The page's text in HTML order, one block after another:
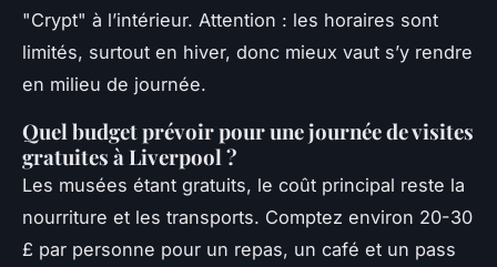
"Crypt" à l’intérieur. Attention : les horaires sont
limités, surtout en hiver, donc mieux vaut s’y rendre
en milieu de journée.
Quel budget prévoir pour une journée de visites
gratuites à Liverpool ?
Les musées étant gratuits, le coût principal reste la
nourriture et les transports. Comptez environ 20-30
£ par personne pour un repas, un café et un pass